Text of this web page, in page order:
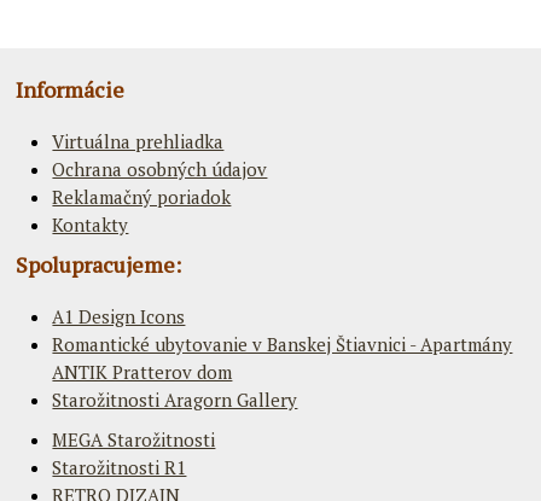
Informácie
Virtuálna prehliadka
Ochrana osobných údajov
Reklamačný poriadok
Kontakty
Spolupracujeme:
A1 Design Icons
Romantické ubytovanie v Banskej Štiavnici - Apartmány
ANTIK Pratterov dom
Starožitnosti Aragorn Gallery
MEGA Starožitnosti
Starožitnosti R1
RETRO DIZAJN